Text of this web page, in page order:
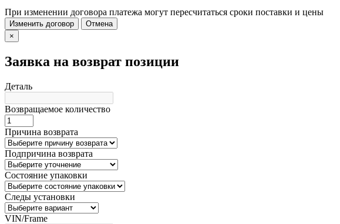
При изменении договора платежа могут пересчитаться сроки поставки и цены
Изменить договор
Отмена
×
Заявка на возврат позиции
Деталь
Возвращаемое количество
Причина возврата
Подпричина возврата
Состояние упаковки
Следы установки
VIN/Frame